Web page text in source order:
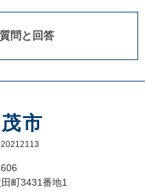
問と回答
市
町3431番地1